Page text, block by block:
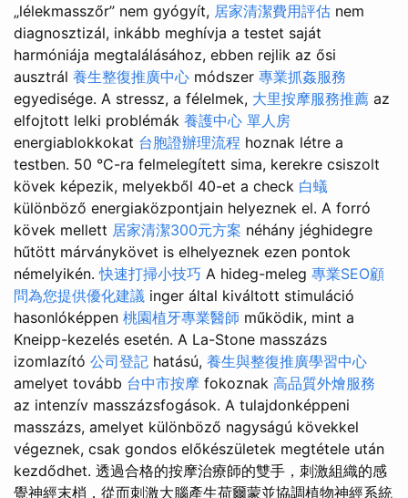
„lélekmasszőr” nem gyógyít, 居家清潔費用評估 nem
diagnosztizál, inkább meghívja a testet saját
harmóniája megtalálásához, ebben rejlik az ősi
ausztrál 養生整復推廣中心 módszer 專業抓姦服務
egyedisége. A stressz, a félelmek, 大里按摩服務推薦 az
elfojtott lelki problémák 養護中心 單人房
energiablokkokat 台胞證辦理流程 hoznak létre a
testben. 50 °C-ra felmelegített sima, kerekre csiszolt
kövek képezik, melyekből 40-et a check 白蟻
különböző energiaközpontjain helyeznek el. A forró
kövek mellett 居家清潔300元方案 néhány jéghidegre
hűtött márványkövet is elhelyeznek ezen pontok
némelyikén.快速打掃小技巧 A hideg-meleg 專業SEO顧
問為您提供優化建議 inger által kiváltott stimuláció
hasonlóképpen 桃園植牙專業醫師 működik, mint a
Kneipp-kezelés esetén. A La-Stone masszázs
izomlazító 公司登記 hatású, 養生與整復推廣學習中心
amelyet tovább 台中市按摩 fokoznak 高品質外燴服務
az intenzív masszázsfogások. A tulajdonképpeni
masszázs, amelyet különböző nagyságú kövekkel
végeznek, csak gondos előkészületek megtétele után
kezdődhet. 透過合格的按摩治療師的雙手，刺激組織的感
覺神經末梢，從而刺激大腦產生荷爾蒙並協調植物神經系統